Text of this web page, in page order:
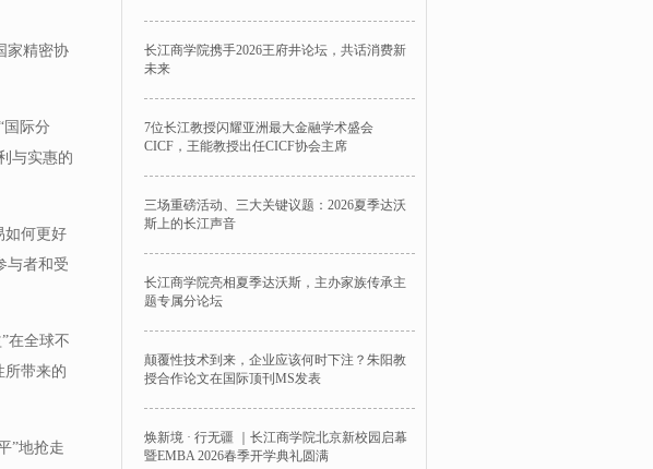
家精密协
国际分
与实惠的
如何更好
与者和受
在全球不
所带来的
”地抢走
长江商学院携手2026王府井论坛，共话消费新
未来
7位长江教授闪耀亚洲最大金融学术盛会
CICF，王能教授出任CICF协会主席
三场重磅活动、三大关键议题：2026夏季达沃
斯上的长江声音
长江商学院亮相夏季达沃斯，主办家族传承主
题专属分论坛
颠覆性技术到来，企业应该何时下注？朱阳教
授合作论文在国际顶刊MS发表
焕新境 · 行无疆 ｜长江商学院北京新校园启幕
暨EMBA 2026春季开学典礼圆满